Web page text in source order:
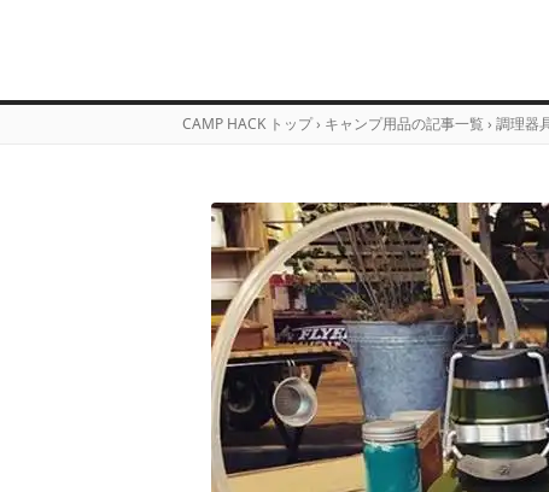
CAMP HACK トップ › キャンプ用品の記事一覧 › 調理器